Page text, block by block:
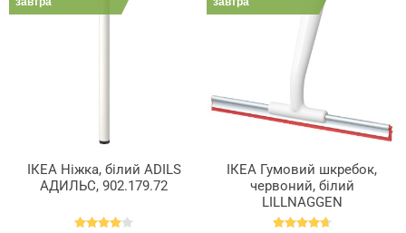
ІКЕА Ніжка, білий ADILS
АДИЛЬС, 902.179.72
ІКЕА Гумовий шкребок,
червоний, білий
LILLNAGGEN
ЛІЛЛЬНАГЕН, 402.435.96